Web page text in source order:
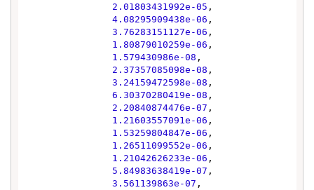
2.01803431992e-05 ,
4.08295909438e-06 ,
3.76283151127e-06 ,
1.80879010259e-06 ,
1.579430986e-08 ,
2.37357085098e-08 ,
3.24159472598e-08 ,
6.30370280419e-08 ,
2.20840874476e-07 ,
1.21603557091e-06 ,
1.53259804847e-06 ,
1.26511099552e-06 ,
1.21042626233e-06 ,
5.84983638419e-07 ,
3.561139863e-07 ,